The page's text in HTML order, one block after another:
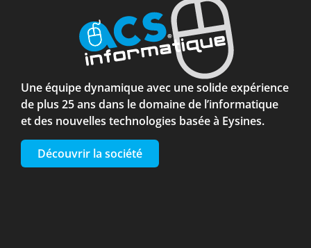
Une équipe dynamique avec une solide expérience
de plus 25 ans dans le domaine de l’informatique
et des nouvelles technologies basée à Eysines.
Découvrir la société